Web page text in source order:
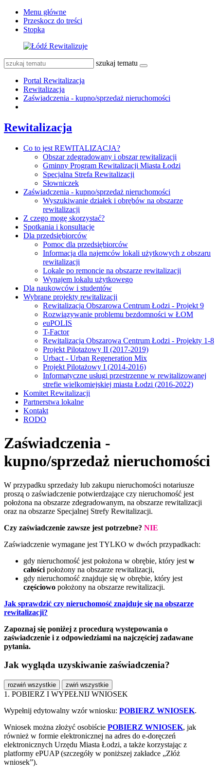
Menu główne
Przeskocz do treści
Stopka
szukaj tematu
Portal Rewitalizacja
Rewitalizacja
Zaświadczenia - kupno/sprzedaż nieruchomości
Rewitalizacja
Co to jest REWITALIZACJA?
Obszar zdegradowany i obszar rewitalizacji
Gminny Program Rewitalizacji Miasta Łodzi
Specjalna Strefa Rewitalizacji
Słowniczek
Zaświadczenia - kupno/sprzedaż nieruchomości
Wyszukiwanie działek i obrębów na obszarze
rewitalizacji
Z czego mogę skorzystać?
Spotkania i konsultacje
Dla przedsiębiorców
Pomoc dla przedsiębiorców
Informacja dla najemców lokali użytkowych z obszaru
rewitalizacji
Lokale po remoncie na obszarze rewitalizacji
Wynajem lokalu użytkowego
Dla naukowców i studentów
Wybrane projekty rewitalizacji
Rewitalizacja Obszarowa Centrum Łodzi - Projekt 9
Rozwiązywanie problemu bezdomności w ŁOM
euPOLIS
T-Factor
Rewitalizacja Obszarowa Centrum Łodzi - Projekty 1-8
Projekt Pilotażowy II (2017-2019)
Urbact - Urban Regeneration Mix
Projekt Pilotażowy I (2014-2016)
Informatyczne usługi przestrzenne w rewitalizowanej
strefie wielkomiejskiej miasta Łodzi (2016-2022)
Komitet Rewitalizacji
Partnerstwa lokalne
Kontakt
RODO
Zaświadczenia -
kupno/sprzedaż nieruchomości
W przypadku sprzedaży lub zakupu nieruchomości notariusze
proszą o zaświadczenie potwierdzające czy nieruchomość jest
położona na obszarze zdegradowanym, na obszarze rewitalizacji
oraz na obszarze Specjalnej Strefy Rewitalizacji.
Czy zaświadczenie zawsze jest potrzebne? NIE
Zaświadczenie wymagane jest TYLKO w dwóch przypadkach:
gdy nieruchomość jest położona w obrębie, który jest w
całości położony na obszarze rewitalizacji,
gdy nieruchomość znajduje się w obrębie, który jest
częściowo położony na obszarze rewitalizacji.
Jak sprawdzić czy nieruchomość znajduje się na obszarze
rewitalizacji?
Zapoznaj się poniżej z procedurą występowania o
zaświadczenie i z odpowiedziami na najczęściej zadawane
pytania.
Jak wygląda uzyskiwanie zaświadczenia?
rozwiń wszystkie zwiń wszystkie
1. POBIERZ I WYPEŁNIJ WNIOSEK
Wypełnij edytowalny wzór wniosku: POBIERZ WNIOSEK.
Wniosek można złożyć osobiście POBIERZ WNIOSEK, jak
również w formie elektronicznej na adres do e-doręczeń
elektronicznych Urzędu Miasta Łodzi, a także korzystając z
platformy ePUAP (szczegóły w poniższej zakładce „Złóż
wniosek”).